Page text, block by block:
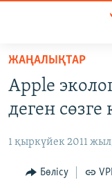
Skip
main
content
to
Navigation
ЖАҢАЛЫҚТАР
САЯСАТ
ҚАҢТАР ОҚИҒАСЫ
АДАМ
ЖАҢАЛЫҚТАР
Apple
деген сөзге
1 қыркүйек 2011
Бөлісу